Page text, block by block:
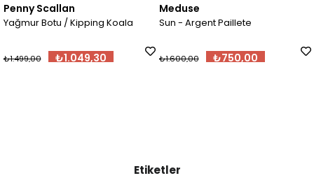
Scallan
Botu / Kipping Koala
₺1.049,30
Meduse
Sun - Argent Paillete
₺750,00
₺1.600,00
Etiketler